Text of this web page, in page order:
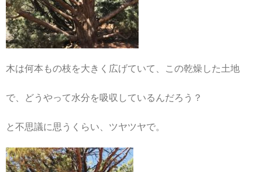
木は何本もの枝を大きく広げていて、この乾燥した土地
で、どうやって水分を吸収しているんだろう？
と不思議に思うくらい、ツヤツヤで。